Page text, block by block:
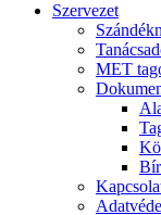
Szervezet
MET